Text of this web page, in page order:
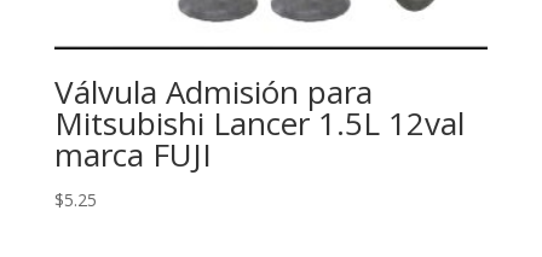
Válvula Admisión para
Mitsubishi Lancer 1.5L 12val
marca FUJI
$5.25